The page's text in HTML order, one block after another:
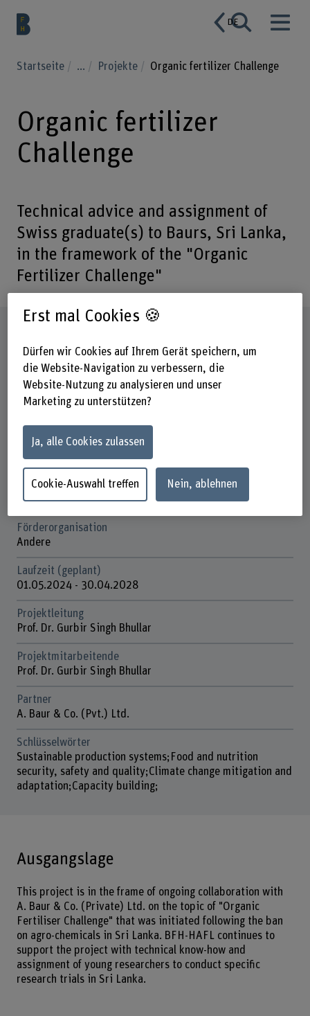
DE
Startseite ... Projekte Organic fertilizer Challenge
Organic fertilizer
Challenge
Technical advice and assignment of
Swiss graduate(s) to Baurs, Sri Lanka,
in the framework of the "Organic
Fertilizer Challenge"
Beteiligte Departemente
Hochschule für Agrar-, Forst- und
Lebensmittelwissenschaften
Institut(e)
Cecchini Institute
Agronomie
Forschungseinheit(en)
Internationale Landwirtschaft und ländliche Entwicklung
Förderorganisation
Andere
Laufzeit (geplant)
01.05.2024 - 30.04.2028
Projektleitung
Prof. Dr. Gurbir Singh Bhullar
Projektmitarbeitende
Prof. Dr. Gurbir Singh Bhullar
Partner
A. Baur & Co. (Pvt.) Ltd.
Schlüsselwörter
Sustainable production systems;Food and nutrition
security, safety and quality;Climate change mitigation and
adaptation;Capacity building;
Ausgangslage
This project is in the frame of ongoing collaboration with
A. Baur & Co. (Private) Ltd. on the topic of "Organic
Fertiliser Challenge" that was initiated following the ban
on agro-chemicals in Sri Lanka. BFH-HAFL continues to
support the project with technical know-how and
assignment of young researchers to conduct specific
research trials in Sri Lanka.
Erst mal Cookies 🍪
Dürfen wir Cookies auf Ihrem Gerät speichern, um
die Website-Navigation zu verbessern, die
Website-Nutzung zu analysieren und unser
Marketing zu unterstützen?
Ja, alle Cookies zulassen
Cookie-Auswahl treffen Nein, ablehnen